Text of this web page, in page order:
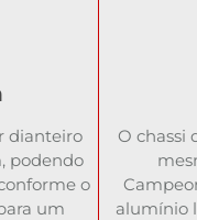
dianteiro
podendo
o
um
O chassi
alumínio